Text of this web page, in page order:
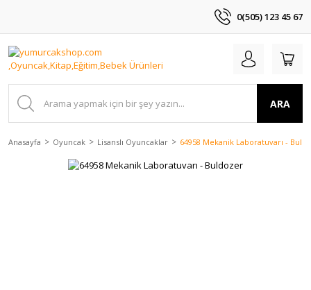
0(505) 123 45 67
ARA
Anasayfa Oyuncak Lisanslı Oyuncaklar 64958 Mekanik Laboratuvarı -